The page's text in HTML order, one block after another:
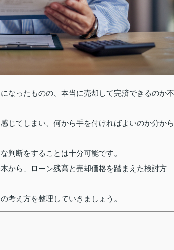
なったものの、本当に売却して完済できるのか不
じてしまい、何から手を付ければよいのか分から
判断をすることは十分可能です。
から、ローン残高と売却価格を踏まえた検討方
考え方を整理していきましょう。